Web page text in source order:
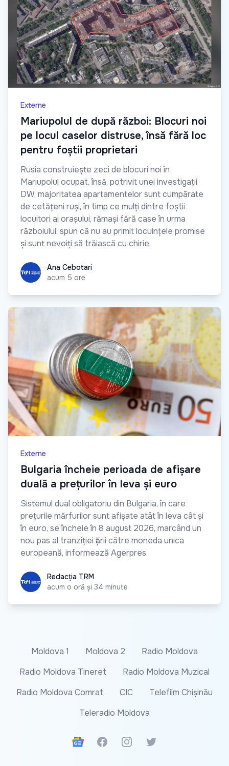
Externe
Mariupolul de după război: Blocuri noi
pe locul caselor distruse, însă fără loc
pentru foștii proprietari
Rusia construiește zeci de blocuri noi în
Mariupolul ocupat, însă, potrivit unei investigații
DW, majoritatea apartamentelor sunt cumpărate
de cetățeni ruși, în timp ce mulți dintre foștii
locuitori ai orașului, rămași fără case în urma
războiului, spun că nu au primit locuințele promise
și sunt nevoiți să trăiască cu chirie.
Ana CebotariAna Cebotari
acum 5 ore
Externe
Bulgaria încheie perioada de afișare
duală a prețurilor în leva și euro
Sistemul dual obligatoriu din Bulgaria, în care
prețurile mărfurilor sunt afișate atât în leva cât și
în euro, se încheie în 8 august 2026, marcând un
nou pas al tranziției țării către moneda unica
europeană, informează Agerpres.
Redacția TRM
Redacția TRM
acum o oră și 34 minute
Moldova 1 Moldova 2
Radio Moldova
Radio Moldova Tineret
Radio Moldova Muzical
Radio Moldova Comrat
CIC
Telefilm Chișinău
Teleradio Moldova
Google News
FacebookInstagramTwitter